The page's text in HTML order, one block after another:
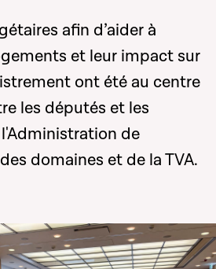
afin d’aider à
et leur impact sur
ont été au centre
les députés et les
de
domaines et de la TVA.